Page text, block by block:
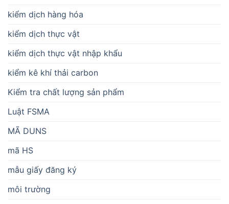
kiểm dịch hàng hóa
kiểm dịch thực vật
kiểm dịch thực vật nhập khẩu
kiểm kê khí thải carbon
Kiểm tra chất lượng sản phẩm
Luật FSMA
MÃ DUNS
mã HS
mẫu giấy đăng ký
môi trường